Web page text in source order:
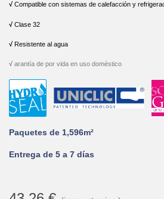
√ Compatible con sistemas de calefacción y
√ Clase 32
√ Resistente al agua
√ arantía de por vida en uso doméstico
Paquetes de 1,596m²
Entrega de 5 a 7 días